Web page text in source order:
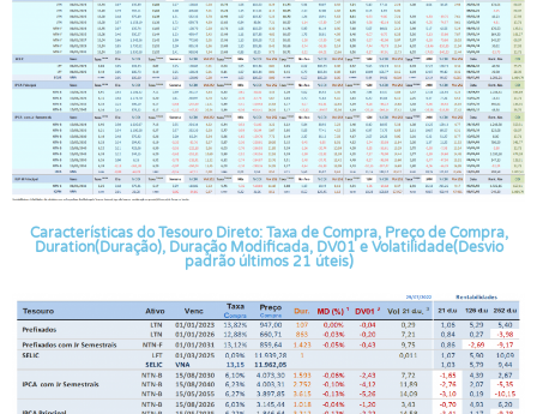
Características do Tesouro Direto: Taxa de Compra, Preço de Compra,
Duration(Duração), Duração Modificada, DV01 e Volatilidade(Desvio
padrão últimos 21 úteis)